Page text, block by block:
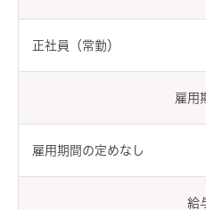
正社員（常勤）
雇用
雇用期間の定めなし
給